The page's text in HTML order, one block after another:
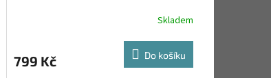
Skladem
799 Kč Do košíku